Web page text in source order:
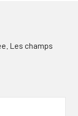
Les champs